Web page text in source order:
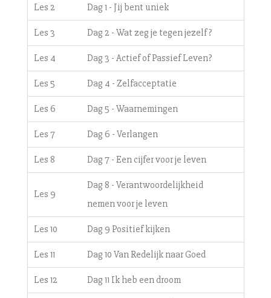
Les 2 Dag 1 - Jij bent uniek
Les 3 Dag 2 - Wat zeg je tegen jezelf?
Les 4 Dag 3 - Actief of Passief Leven?
Les 5 Dag 4 - Zelfacceptatie
Les 6 Dag 5 - Waarnemingen
Les 7 Dag 6 - Verlangen
Les 8 Dag 7 - Een cijfer voor je leven
Les 9
Dag 8 - Verantwoordelijkheid
nemen voor je leven
Les 10 Dag 9 Positief kijken
Les 11 Dag 10 Van Redelijk naar Goed
Les 12 Dag 11 Ik heb een droom